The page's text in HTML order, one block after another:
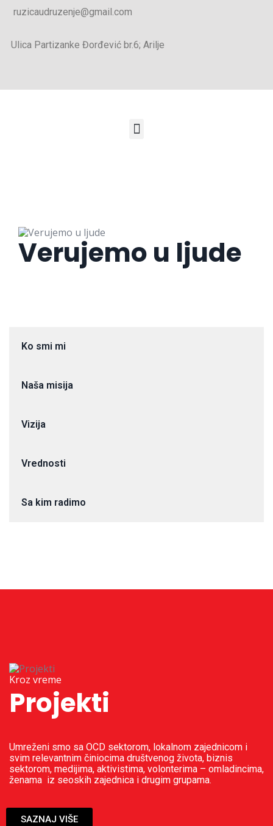
ruzicaudruzenje@gmail.com
Ulica Partizanke Đorđević br.6; Arilje
Verujemo u ljude
Ko smi mi
Naša misija
Vizija
Vrednosti
Sa kim radimo
Kroz vreme
Projekti
Umreženi smo sa OCD sektorom, lokalnom zajednicom i
svim relevantnim činiocima društvenog života, biznis
sektorom, medijima, aktivistima, volonterima – omladincima,
ženama iz seoskih zajednica i drugim grupama.
SAZNAJ VIŠE